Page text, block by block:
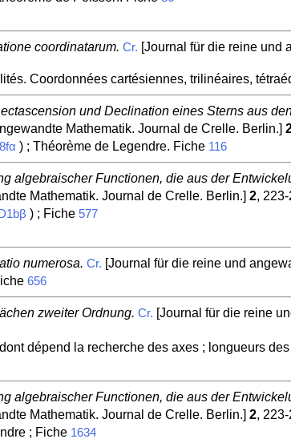
coordinatarum. Cr. [Journal für die reine und
Coordonnées cartésiennes, trilinéaires,
und Declination eines Sterns aus
Mathematik. Journal de Crelle. Berlin.]
) ; Théorème de Legendre. Fiche 116
algebraischer Functionen, die aus der
Mathematik. Journal de Crelle. Berlin.] 2, 223-
D1bβ ) ; Fiche 577
numerosa. Cr. [Journal für die reine und
656
zweiter Ordnung. Cr. [Journal für die reine
dépend la recherche des axes ; longueurs
algebraischer Functionen, die aus der
Mathematik. Journal de Crelle. Berlin.] 2, 223-
; Fiche 1634